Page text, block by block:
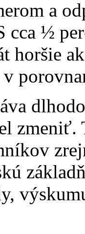
a
cca ½
horšie
zmeniť.